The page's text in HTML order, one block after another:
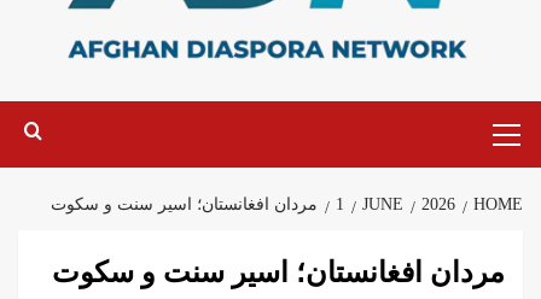
HOME
2026
JUNE
1 مردان افغانستان؛ اسیر سنت و سکوت
مردان افغانستان؛ اسیر سنت و سکوت